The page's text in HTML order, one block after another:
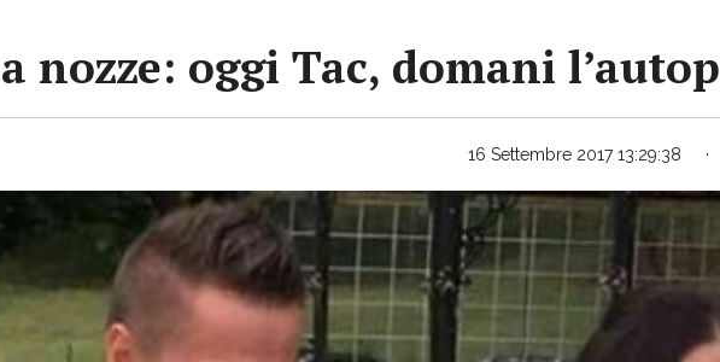
nozze: oggi Tac, domani
16 Settembre 2017 13:29:38